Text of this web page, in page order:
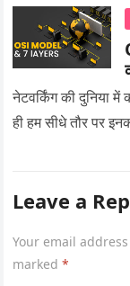
नेटवर्किंग की दुनिया
ही हम सीधे तौर पर
Leave a
Your email
marked*